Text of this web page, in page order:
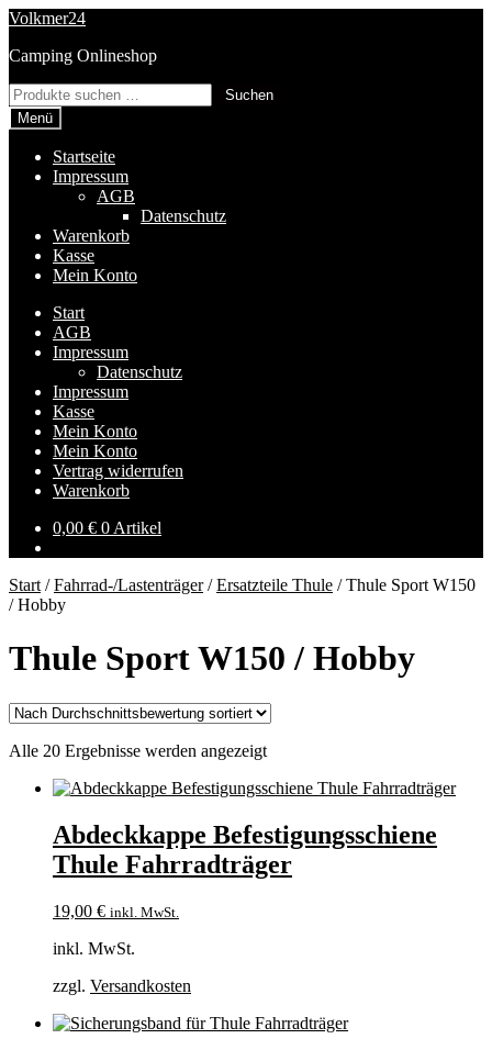
Zur
springen
Zum
springen
Volkmer24
Camping Onlineshop
Suchen
nach:
Suchen
Menü
Startseite
Impressum
AGB
Datenschutz
Warenkorb
Kasse
Mein Konto
Start
AGB
Impressum
Datenschutz
Impressum
Kasse
Mein Konto
Mein Konto
Vertrag widerrufen
Warenkorb
0,00 € 0 Artikel
Start /Fahrrad-/Lastenträger/Ersatzteile Thule /Thule Sport W150
/ Hobby
Thule Sport W150 / Hobby
Alle 20 Ergebnisse werden angezeigtNach
sortiert
Abdeckkappe Befestigungsschiene
Thule Fahrradträger
19,00 € inkl. MwSt.
inkl. MwSt.
zzgl. Versandkosten